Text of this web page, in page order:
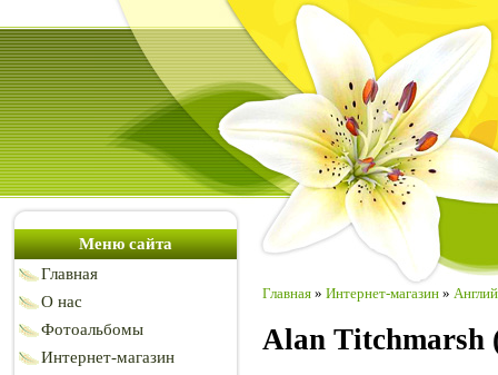
Меню сайта
Главная
О нас
Фотоальбомы
Интернет-магазин
Главная » Интернет-магазин »
Alan